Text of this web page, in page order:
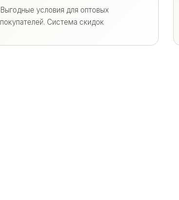
Выгодные условия для оптовых
покупателей. Система скидок